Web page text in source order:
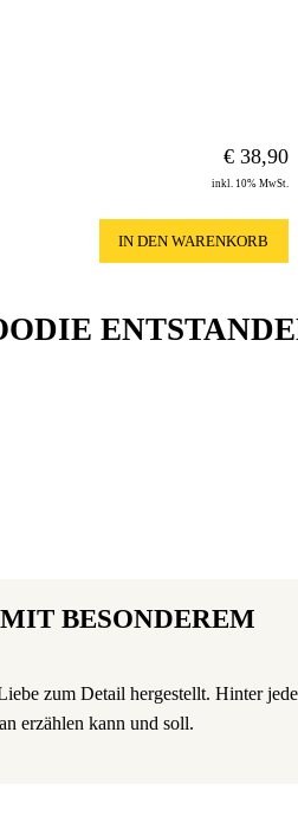
€ 38,90
inkl. 10% MwSt.
IN DEN WARENKORB
BESONDEREM
zum Detail hergestellt. Hinter
erzählen kann und soll.